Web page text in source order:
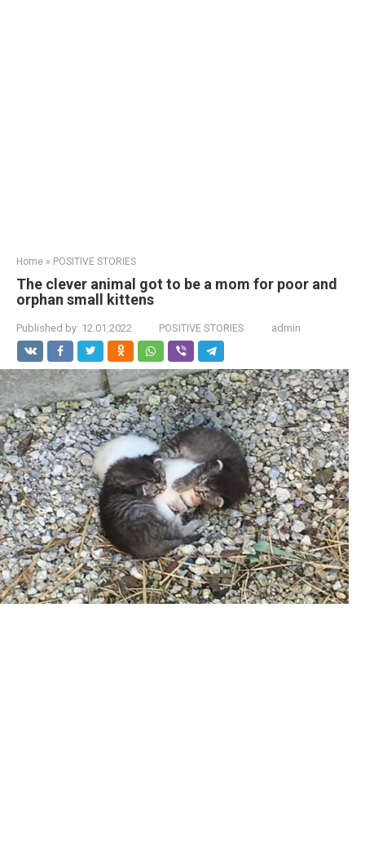
Home » POSITIVE STORIES
The clever animal got to be a mom for poor and
orphan small kittens
Published by: 12.01.2022 POSITIVE STORIES admin